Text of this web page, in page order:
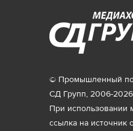
© Промышленный
СД Групп, 2006-
При использовании
ссылка на источник